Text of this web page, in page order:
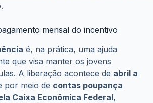
mensal do incentivo
é, na prática, uma ajuda
que visa manter os jovens
A liberação acontece de abril a
por meio de contas poupança
Caixa Econômica Federal,